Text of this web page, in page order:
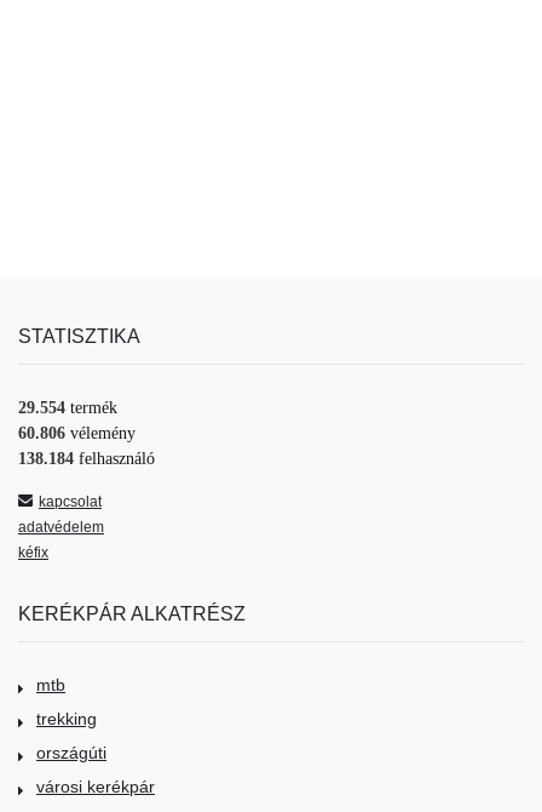
STATISZTIKA
29.554 termék
60.806 vélemény
138.184 felhasználó
kapcsolat
adatvédelem
kéfix
KERÉKPÁR ALKATRÉSZ
mtb
trekking
országúti
városi kerékpár